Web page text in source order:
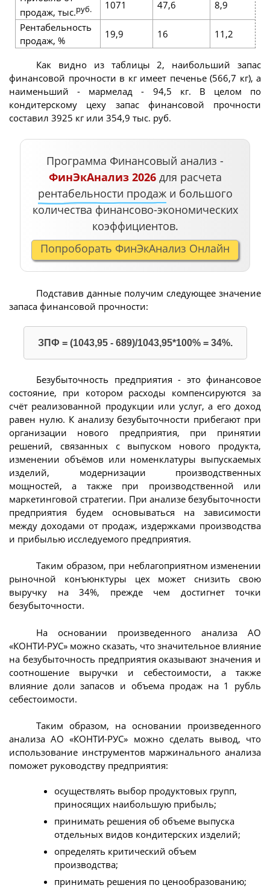
продаж, тыс.руб. 1071 47,6 8,9
Рентабельность
продаж, %
19,9 16 11,2
Как видно из таблицы 2, наибольший запас
финансовой прочности в кг имеет печенье (566,7 кг), а
наименьший - мармелад - 94,5 кг. В целом по
кондитерскому цеху запас финансовой прочности
составил 3925 кг или 354,9 тыс. руб.
Программа Финансовый анализ -
ФинЭкАнализ 2026для расчета
рентабельности продажи большого
количества финансово-экономических
коэффициентов.
Попроборать ФинЭкАнализ Онлайн
Подставив данные получим следующее значение
запаса финансовой прочности:
ЗПФ = (1043,95 - 689)/1043,95*100% = 34%.
Безубыточность предприятия - это финансовое
состояние, при котором расходы компенсируются за
счёт реализованной продукции или услуг, а его доход
равен нулю. К анализу безубыточности прибегают при
организации нового предприятия, при принятии
решений, связанных с выпуском нового продукта,
изменении объёмов или номенклатуры выпускаемых
изделий, модернизации производственных
мощностей, а также при производственной или
маркетинговой стратегии. При анализе безубыточности
предприятия будем основываться на зависимости
между доходами от продаж, издержками производства
и прибылью исследуемого предприятия.
Таким образом, при неблагоприятном изменении
рыночной конъюнктуры цех может снизить свою
выручку на 34%, прежде чем достигнет точки
безубыточности.
На основании произведенного анализа АО
«КОНТИ-РУС» можно сказать, что значительное влияние
на безубыточность предприятия оказывают значения и
соотношение выручки и себестоимости, а также
влияние доли запасов и объема продаж на 1 рубль
себестоимости.
Таким образом, на основании произведенного
анализа АО «КОНТИ-РУС» можно сделать вывод, что
использование инструментов маржинального анализа
поможет руководству предприятия:
осуществлять выбор продуктовых групп,
приносящих наибольшую прибыль;
принимать решения об объеме выпуска
отдельных видов кондитерских изделий;
определять критический объем
производства;
принимать решения по ценообразованию;